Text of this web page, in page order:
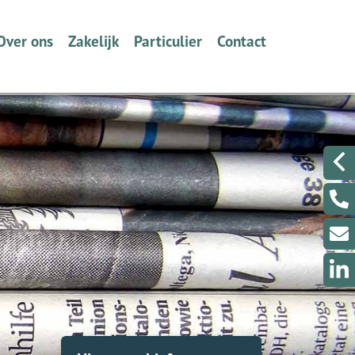
ons
Wie zijn we en wat doen wij?
Volmacht
Zakelijk
Ondernemers
Werkgevers
Collectief Tabak Speciaalzaken
Schade melden
Particulier
Verzekeren
Dát bedoelen we nou met
ontzorgen
Schade melden
Contact
Een berichtje sturen?
Even met ons
Een klacht melden?
Klantenportaal